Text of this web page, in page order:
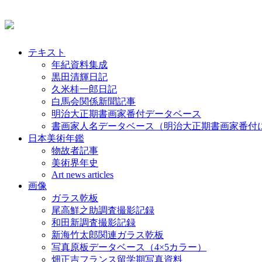
テキスト
年紀資料集成
黒田清輝日記
久米桂一郎日記
白馬会関係新聞記事
明治大正期書画家番付データベース
書画家人名データベース（明治大正期書画家番付
日本美術年鑑
物故者記事
美術界年史
Art news articles
画像
ガラス乾板
尾高鮮之助調査撮影記録
和田新調査撮影記録
新海竹太郎関連ガラス乾板
写真原板データベース（4×5カラー）
畑正吉フランス留学期写真資料